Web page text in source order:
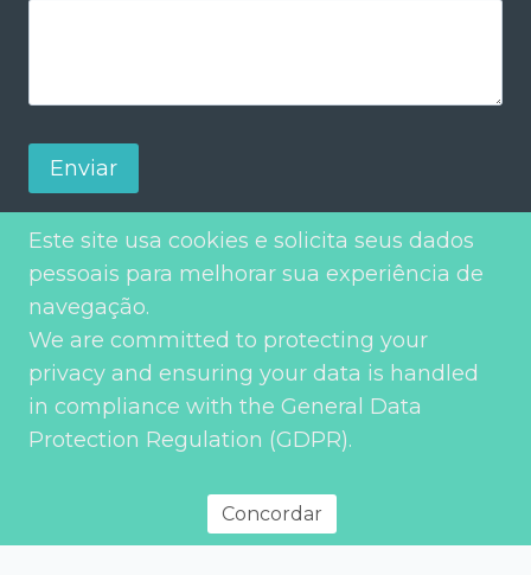
Enviar
Política de privacidade
reservados
Este site usa cookies e solicita seus dados
pessoais para melhorar sua experiência de
navegação.
We are committed to protecting your
privacy and ensuring your data is handled
in compliance with the General Data
Protection Regulation (GDPR).
Concordar